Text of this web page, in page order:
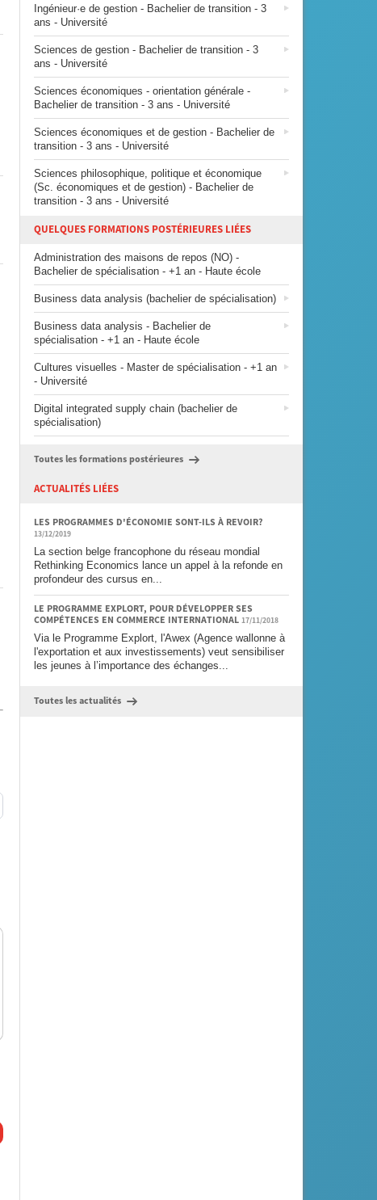
Ingénieur·e de gestion - Bachelier de transition - 3
ans - Université
Sciences de gestion - Bachelier de transition - 3
ans - Université
Sciences économiques - orientation générale -
Bachelier de transition - 3 ans - Université
Sciences économiques et de gestion - Bachelier de
transition - 3 ans - Université
Sciences philosophique, politique et économique
(Sc. économiques et de gestion) - Bachelier de
transition - 3 ans - Université
QUELQUES FORMATIONS POSTÉRIEURES LIÉES
Administration des maisons de repos (NO) -
Bachelier de spécialisation - +1 an - Haute école
Business data analysis (bachelier de spécialisation)
Business data analysis - Bachelier de
spécialisation - +1 an - Haute école
Cultures visuelles - Master de spécialisation - +1 an
- Université
Digital integrated supply chain (bachelier de
spécialisation)
Toutes les formations postérieures
ACTUALITÉS LIÉES
LES PROGRAMMES D'ÉCONOMIE SONT-ILS À REVOIR?
13/12/2019
La section belge francophone du réseau mondial
Rethinking Economics lance un appel à la refonde en
profondeur des cursus en...
LE PROGRAMME EXPLORT, POUR DÉVELOPPER SES
COMPÉTENCES EN COMMERCE INTERNATIONAL 17/11/2018
Via le Programme Explort, l'Awex (Agence wallonne à
l'exportation et aux investissements) veut sensibiliser
les jeunes à l’importance des échanges...
Toutes les actualités